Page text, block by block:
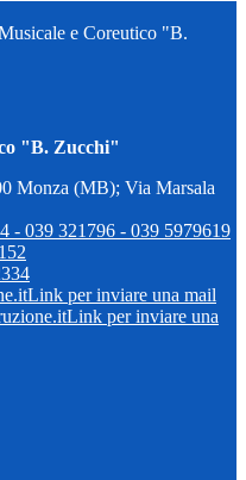
e Coreutico "B.
"B. Zucchi"
Monza (MB); Via Marsala
- 039 321796 - 039 5979619
Link per inviare una mail
Link per inviare una